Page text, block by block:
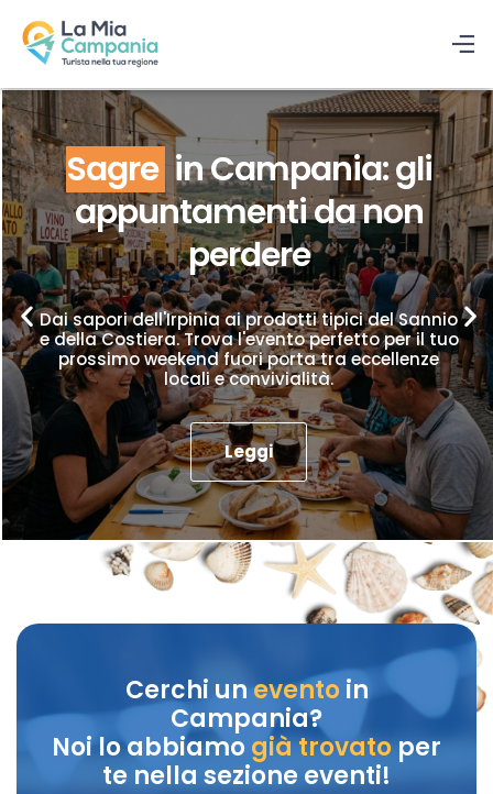
Sagre in Campania: gli
appuntamenti da non
perdere
Dai sapori dell'Irpinia ai prodotti tipici del Sannio
e della Costiera. Trova l'evento perfetto per il tuo
prossimo weekend fuori porta tra eccellenze
locali e convivialità.
Leggi
Cerchi unevento in
Campania?
Noi lo abbiamo già trovatoper
te nella sezione eventi!